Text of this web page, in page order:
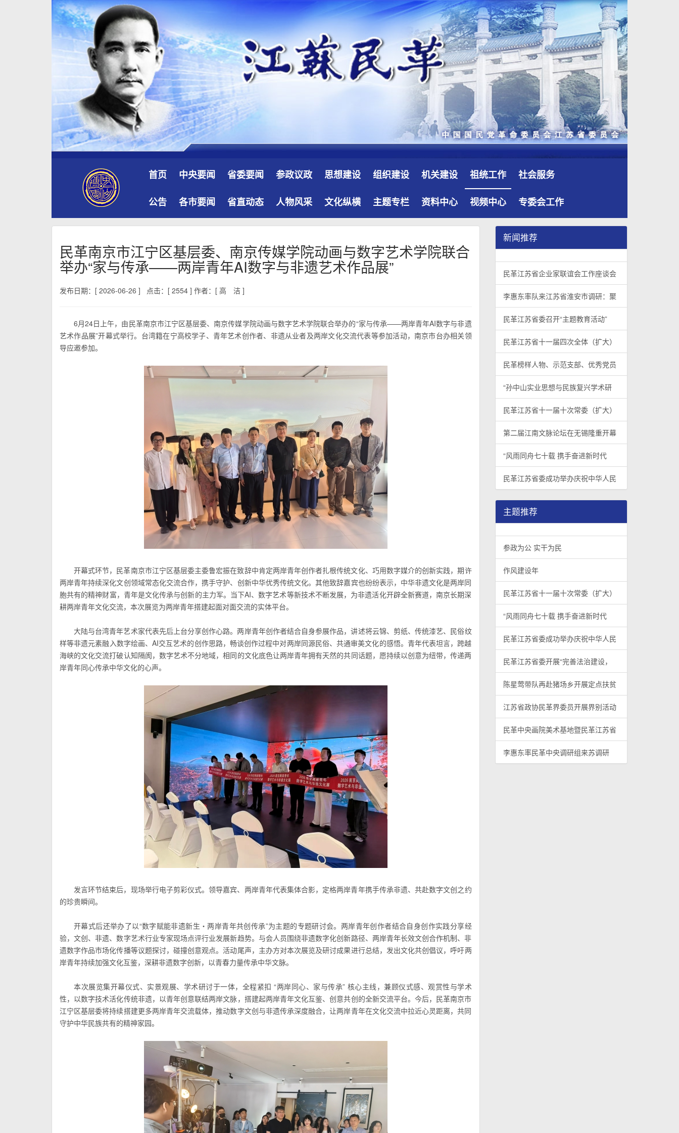
首页 中央要闻 省委要闻 参政议政 思想建设 组织建设 机关建设 祖统工作 社会服务
公告 各市要闻 省直动态 人物风采 文化纵横 主题专栏 资料中心 视频中心 专委会工作
民革南京市江宁区基层委、南京传媒学院动画与数字艺术学院联合
举办“家与传承——两岸青年AI数字与非遗艺术作品展”
发布日期：[ 2026-06-26 ] 点击：[ 2554 ] 作者：[ 高 洁 ]
6月24日上午，由民革南京市江宁区基层委、南京传媒学院动画与数字艺术学院联合举办的“家与传承——两岸青年AI数字与非遗
艺术作品展”开幕式举行。台湾籍在宁高校学子、青年艺术创作者、非遗从业者及两岸文化交流代表等参加活动，南京市台办相关领
导应邀参加。
开幕式环节，民革南京市江宁区基层委主委鲁宏振在致辞中肯定两岸青年创作者扎根传统文化、巧用数字媒介的创新实践，期许
两岸青年持续深化文创领域常态化交流合作，携手守护、创新中华优秀传统文化。其他致辞嘉宾也纷纷表示，中华非遗文化是两岸同
胞共有的精神财富，青年是文化传承与创新的主力军。当下AI、数字艺术等新技术不断发展，为非遗活化开辟全新赛道，南京长期深
耕两岸青年文化交流，本次展览为两岸青年搭建起面对面交流的实体平台。
大陆与台湾青年艺术家代表先后上台分享创作心路。两岸青年创作者结合自身参展作品，讲述将云锦、剪纸、传统漆艺、民俗纹
样等非遗元素融入数字绘画、AI交互艺术的创作思路，畅谈创作过程中对两岸同源民俗、共通审美文化的感悟。青年代表坦言，跨越
海峡的文化交流打破认知隔阂，数字艺术不分地域，相同的文化底色让两岸青年拥有天然的共同话题，愿持续以创意为纽带，传递两
岸青年同心传承中华文化的心声。
发言环节结束后，现场举行电子剪彩仪式。领导嘉宾、两岸青年代表集体合影，定格两岸青年携手传承非遗、共赴数字文创之约
的珍贵瞬间。
开幕式后还举办了以“数字赋能非遗新生・两岸青年共创传承”为主题的专题研讨会。两岸青年创作者结合自身创作实践分享经
验，文创、非遗、数字艺术行业专家现场点评行业发展新趋势。与会人员围绕非遗数字化创新路径、两岸青年长效文创合作机制、非
遗数字作品市场化传播等议题探讨，碰撞创意观点。活动尾声，主办方对本次展览及研讨成果进行总结，发出文化共创倡议，呼吁两
岸青年持续加强文化互鉴，深耕非遗数字创新，以青春力量传承中华文脉。
本次展览集开幕仪式、实景观展、学术研讨于一体，全程紧扣 “两岸同心、家与传承” 核心主线，兼顾仪式感、观赏性与学术
性，以数字技术活化传统非遗，以青年创意联结两岸文脉，搭建起两岸青年文化互鉴、创意共创的全新交流平台。今后，民革南京市
江宁区基层委将持续搭建更多两岸青年交流载体，推动数字文创与非遗传承深度融合，让两岸青年在文化交流中拉近心灵距离，共同
守护中华民族共有的精神家园。
新闻推荐
民革江苏省企业家联谊会工作座谈会在宁召开
1/3 李惠东率队来江苏省淮安市调研：聚焦民革党
2/3 民革江苏省委召开“主题教育活动” 领导班子民
3/3
民革江苏省企业家联谊会工作座谈会
李惠东率队来江苏省淮安市调研：聚
民革江苏省委召开“主题教育活动”
民革江苏省十一届四次全体（扩大）
民革榜样人物、示范支部、优秀党员
“孙中山实业思想与民族复兴学术研
民革江苏省十一届十次常委（扩大）
第二届江南文脉论坛在无锡隆重开幕
“风雨同舟七十载 携手奋进新时代
民革江苏省委成功举办庆祝中华人民
主题推荐
参政为公 实干为民
作风建设年
民革江苏省十一届十次常委（扩大）
“风雨同舟七十载 携手奋进新时代
民革江苏省委成功举办庆祝中华人民
民革江苏省委开展“完善法治建设，
陈星莺带队再赴猪场乡开展定点扶贫
江苏省政协民革界委员开展界别活动
民革中央画院美术基地暨民革江苏省
李惠东率民革中央调研组来苏调研